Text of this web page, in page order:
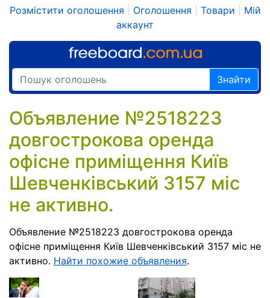
Розмістити оголошення Оголошення Товари
Мій
аккаунт
Знайти
Объявление №2518223
довгострокова оренда
офісне приміщення Київ
Шевченківський 3157 міс
не активно.
Объявление №2518223 довгострокова оренда
офісне приміщення Київ Шевченківський 3157 міс не
активно. Найти похожие объявления.